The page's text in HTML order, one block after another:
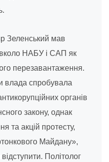
Зеленський мав
НАБУ і САП як
перезавантаження.
влада спробувала
органів
закону, однак
та акцій протесту,
Майдану»,
Політолог